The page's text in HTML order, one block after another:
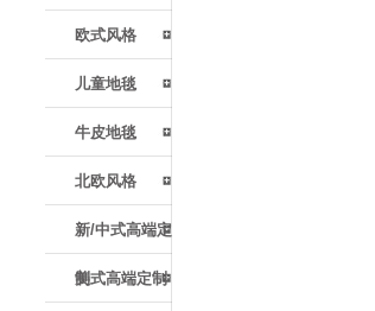
欧式风格
儿童地毯
牛皮地毯
北欧风格
新/中式高端定
制
美式高端定制